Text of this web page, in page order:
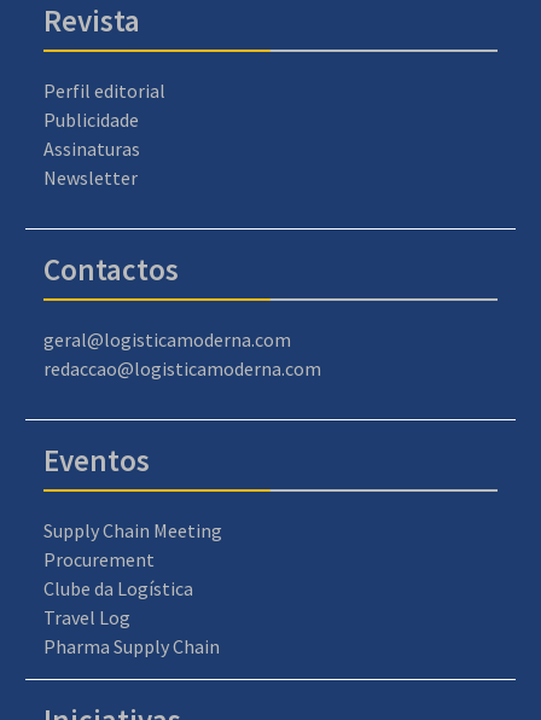
Revista
Perfil editorial
Publicidade
Assinaturas
Newsletter
Contactos
geral@logisticamoderna.com
redaccao@logisticamoderna.com
Eventos
Supply Chain Meeting
Procurement
Clube da Logística
Travel Log
Pharma Supply Chain